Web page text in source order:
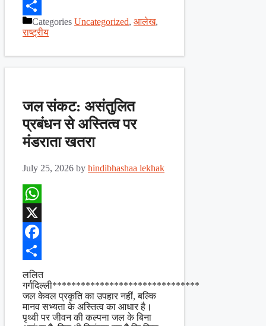
Facebook
ShareCategories Uncategorized, आलेख,
राष्ट्रीय
जल संकट: असंतुलित
प्रबंधन से अस्तित्व पर
मंडराता खतरा
July 25, 2026 by hindibhashaa lekhak
WhatsApp
X
Facebook
Share
ललित
गर्गदिल्ली*******************************
जल केवल प्रकृति का उपहार नहीं, बल्कि
मानव सभ्यता के अस्तित्व का आधार है।
पृथ्वी पर जीवन की कल्पना जल के बिना